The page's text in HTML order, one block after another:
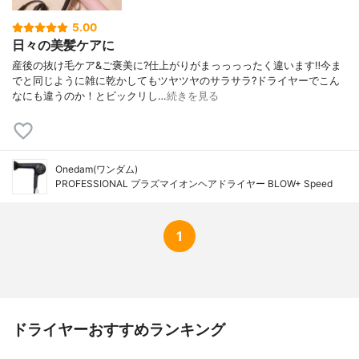
5.00
日々の美髪ケアに
産後の抜け毛ケア&ご褒美に?仕上がりがまっっっったく違います‼️今ま
でと同じように雑に乾かしてもツヤツヤのサラサラ?ドライヤーでこん
なにも違うのか！とビックリし…続きを見る
Onedam(ワンダム)
PROFESSIONAL プラズマイオンヘアドライヤー BLOW+ Speed
1
ドライヤーおすすめランキング